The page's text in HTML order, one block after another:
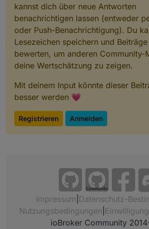
kannst dich über neue Antworten
benachrichtigen lassen (entweder
oder Push-Benachrichtigung). Du
Lesezeichen speichern und
bewerten, um anderen Community-
deine Wertschätzung zu zeigen.
Mit deinem Input könnte dieser
besser werden 💗
Registrieren Anmelden
Community
Impressum Datenschutz-
Nutzungsbedingungen
ioBroker Community